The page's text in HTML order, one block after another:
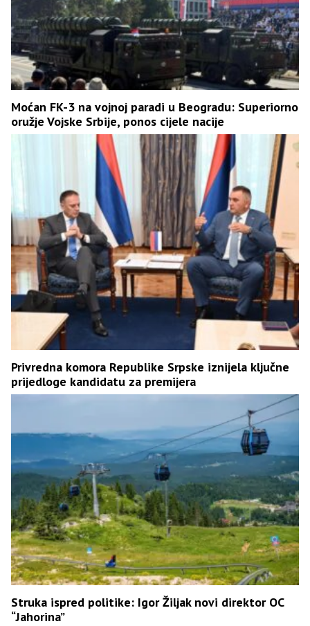
Moćan FK-3 na vojnoj paradi u Beogradu: Superiorno
oružje Vojske Srbije, ponos cijele nacije
Privredna komora Republike Srpske iznijela ključne
prijedloge kandidatu za premijera
Struka ispred politike: Igor Žiljak novi direktor OC
“Јahorina”